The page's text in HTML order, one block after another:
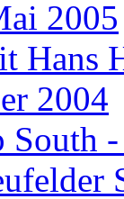
2005
Hans
2004
South